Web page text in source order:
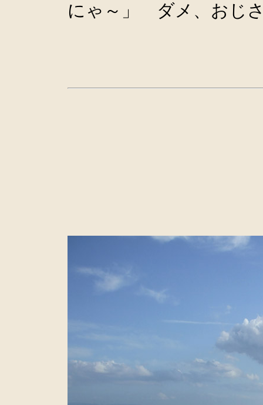
にゃ～」 ダメ、おじ